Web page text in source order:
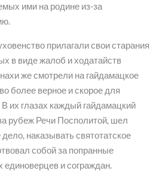
ими на родине из-за
прилагали свои старания
в виде жалоб и ходатайств
же смотрели на гайдамацкое
более верное и скорое для
их глазах каждый гайдамацкий
рубеж Речи Посполитой, шел
наказывать святотатское
собой за попранные
единоверцев и сограждан.